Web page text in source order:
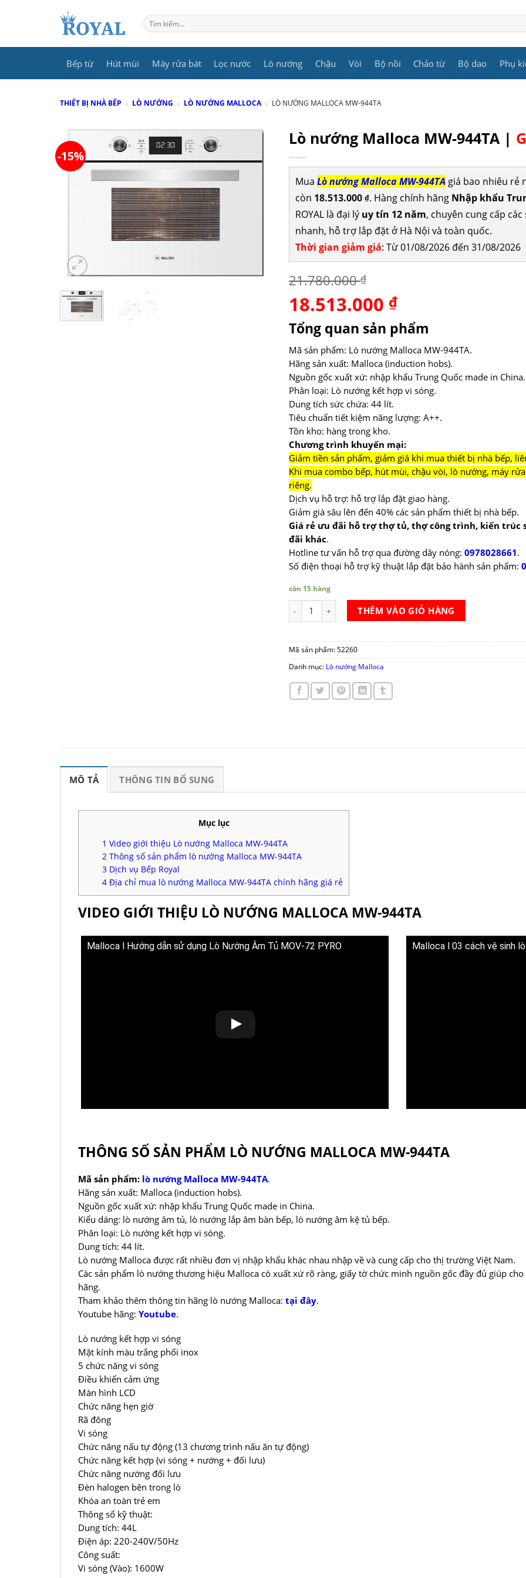
Tìm
kiếm:
Bếp từ Hút mùi Máy rửa bát Lọc nước Lò nướng Chậu Vòi Bộ nồi Chảo từ Bộ dao Phụ
THIẾT BỊ NHÀ BẾP » LÒ NƯỚNG » LÒ NƯỚNG MALLOCA » LÒ NƯỚNG MALLOCA MW-944TA
-15%
Lò nướng Malloca MW-944TA |
Mua Lò nướng Malloca MW-944TA giá bao nhiêu rẻ
còn 18.513.000 ₫. Hàng chính hãng Nhập khẩu
ROYAL là đại lý uy tín 12 năm, chuyên cung cấp
nhanh, hỗ trợ lắp đặt ở Hà Nội và toàn quốc.
Thời gian giảm giá: Từ 01/08/2026 đến 31/08/2026
21.780.000₫
Giá
gốc
là:
21.780.000 ₫.
18.513.000 ₫Giá
tại
là:
18.513.000 ₫.
Tổng quan sản phẩm
Mã sản phẩm: Lò nướng Malloca MW-944TA.
Hãng sản xuất: Malloca (induction hobs).
Nguồn gốc xuất xứ: nhập khẩu Trung Quốc made in China.
Phân loại: Lò nướng kết hợp vi sóng.
Dung tích sức chứa: 44 lít.
Tiêu chuẩn tiết kiệm năng lượng: A++.
Tồn kho: hàng trong kho.
Chương trình khuyến mại:
Giảm tiền sản phẩm, giảm giá khi mua thiết bị nhà bếp,
Khi mua combo bếp, hút mùi, chậu vòi, lò nướng, máy
riêng.
Dịch vụ hỗ trợ: hỗ trợ lắp đặt giao hàng.
Giảm giá sâu lên đến 40% các sản phẩm thiết bị nhà bếp.
Giá rẻ ưu đãi hỗ trợ thợ tủ, thợ công trình, kiến trúc
đãi khác.
Hotline tư vấn hỗ trợ qua đường dây nóng: 0978028661.
Số điện thoại hỗ trợ kỹ thuật lắp đặt bảo hành sản phẩm:
còn 15 hàng
Lò nướng Malloca MW-944TA số lượng
THÊM VÀO GIỎ HÀNG
Mã sản phẩm: 52260
Danh mục: Lò nướng Malloca
MÔ TẢ THÔNG TIN BỔ SUNG
Mục lục
1 Video giới thiệu Lò nướng Malloca MW-944TA
2 Thông số sản phẩm lò nướng Malloca MW-944TA
3 Dịch vụ Bếp Royal
4 Địa chỉ mua lò nướng Malloca MW-944TA chính hãng giá rẻ
VIDEO GIỚI THIỆU LÒ NƯỚNG MALLOCA MW-944TA
Malloca l Hướng dẫn sử dụng Lò Nướng Âm Tủ MOV-72 PYRO Malloca l 03 cách vệ sinh
THÔNG SỐ SẢN PHẨM LÒ NƯỚNG MALLOCA MW-944TA
Mã sản phẩm: lò nướng Malloca MW-944TA.
Hãng sản xuất: Malloca (induction hobs).
Nguồn gốc xuất xứ: nhập khẩu Trung Quốc made in China.
Kiểu dáng: lò nướng âm tủ, lò nướng lắp âm bàn bếp, lò nướng âm kệ tủ bếp.
Phân loại: Lò nướng kết hợp vi sóng.
Dung tích: 44 lít.
Lò nướng Malloca được rất nhiều đơn vị nhập khẩu khác nhau nhập về và cung cấp cho thị trường Việt Nam.
Các sản phẩm lò nướng thương hiệu Malloca có xuất xứ rõ ràng, giấy tờ chức minh nguồn gốc đầy đủ giúp
hãng.
Tham khảo thêm thông tin hãng lò nướng Malloca: tại đây.
Youtube hãng: Youtube.
Lò nướng kết hợp vi sóng
Mặt kính màu trắng phối inox
5 chức năng vi sóng
Điều khiển cảm ứng
Màn hình LCD
Chức năng hẹn giờ
Rã đông
Vi sóng
Chức năng nấu tự động (13 chương trình nấu ăn tự động)
Chức năng kết hợp (vi sóng + nướng + đối lưu)
Chức năng nướng đối lưu
Đèn halogen bên trong lò
Khóa an toàn trẻ em
Thông số kỹ thuật:
Dung tích: 44L
Điện áp: 220-240V/50Hz
Công suất:
Vi sóng (Vào): 1600W